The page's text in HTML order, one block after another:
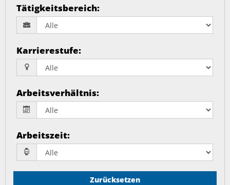
Tätigkeitsbereich:
Karrierestufe:
Arbeitsverhältnis:
Arbeitszeit:
Zurücksetzen